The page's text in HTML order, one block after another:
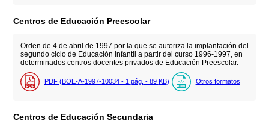
Centros de Educación Preescolar
Orden de 4 de abril de 1997 por la que se autoriza la implantación del
segundo ciclo de Educación Infantil a partir del curso 1996-1997, en
determinados centros docentes privados de Educación Preescolar.
PDF (BOE-A-1997-10034 - 1 pág. - 89 KB) Otros formatos
Centros de Educación Secundaria